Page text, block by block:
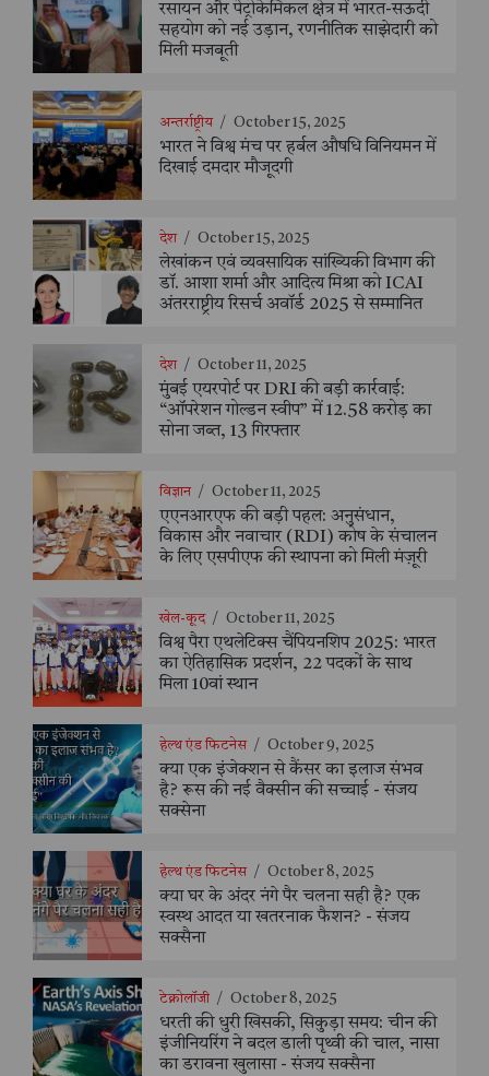
रसायन और पेट्रोकेमिकल क्षेत्र में भारत-सऊदी
सहयोग को नई उड़ान, रणनीतिक साझेदारी को
मिली मजबूती
अन्तर्राष्ट्रीय / October 15, 2025
भारत ने विश्व मंच पर हर्बल औषधि विनियमन में
दिखाई दमदार मौजूदगी
देश / October 15, 2025
लेखांकन एवं व्यवसायिक सांख्यिकी विभाग की
डॉ. आशा शर्मा और आदित्य मिश्रा को ICAI
अंतरराष्ट्रीय रिसर्च अवॉर्ड 2025 से सम्मानित
देश / October 11, 2025
मुंबई एयरपोर्ट पर DRI की बड़ी कार्रवाई:
“ऑपरेशन गोल्डन स्वीप” में 12.58 करोड़ का
सोना जब्त, 13 गिरफ्तार
विज्ञान / October 11, 2025
एएनआरएफ की बड़ी पहल: अनुसंधान,
विकास और नवाचार (RDI) कोष के संचालन
के लिए एसपीएफ की स्थापना को मिली मंज़ूरी
खेल-कूद / October 11, 2025
विश्व पैरा एथलेटिक्स चैंपियनशिप 2025: भारत
का ऐतिहासिक प्रदर्शन, 22 पदकों के साथ
मिला 10वां स्थान
हेल्थ एंड फिटनेस / October 9, 2025
क्या एक इंजेक्शन से कैंसर का इलाज संभव
है? रूस की नई वैक्सीन की सच्चाई - संजय
सक्सेना
हेल्थ एंड फिटनेस / October 8, 2025
क्या घर के अंदर नंगे पैर चलना सही है? एक
स्वस्थ आदत या खतरनाक फैशन? - संजय
सक्सैना
टेक्नोलॉजी / October 8, 2025
धरती की धुरी खिसकी, सिकुड़ा समय: चीन की
इंजीनियरिंग ने बदल डाली पृथ्वी की चाल, नासा
का डरावना खुलासा - संजय सक्सैना